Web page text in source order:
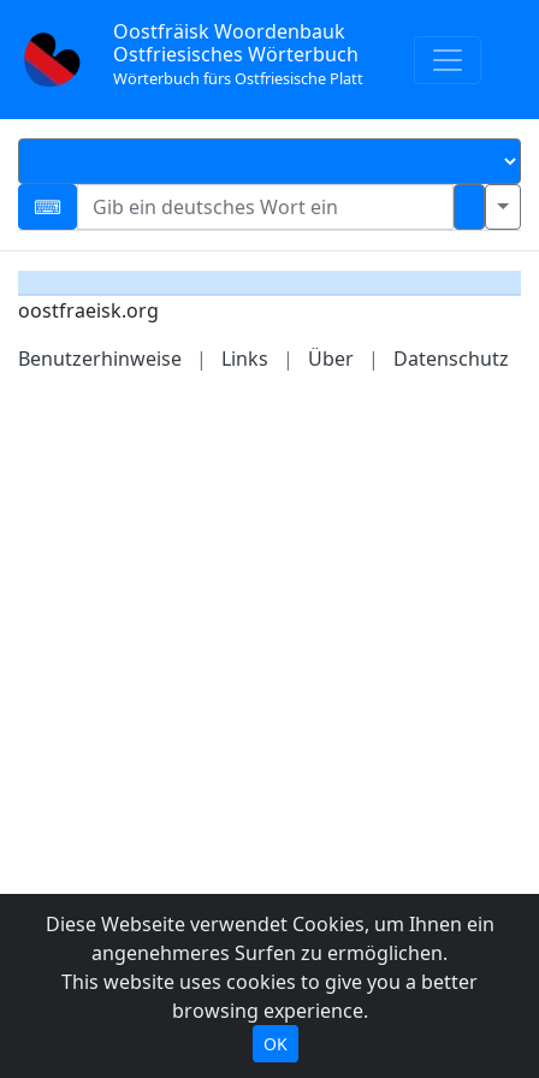
Oostfräisk Woordenbauk
Ostfriesisches Wörterbuch
Wörterbuch fürs Ostfriesische Platt
oostfraeisk.org
Benutzerhinweise
| Links | Über | Datenschutz
Diese Webseite verwendet Cookies, um Ihnen ein
angenehmeres Surfen zu ermöglichen.
This website uses cookies to give you a better
browsing experience.
OK